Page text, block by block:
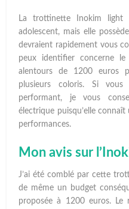
La trottinette Inokim light
adolescent, mais elle
devraient rapidement vous
peux identifier concerne
alentours de 1200 euros
plusieurs coloris. Si
performant, je vous
électrique puisqu’elle
performances.
Mon avis sur
J’ai été comblé par cette
de même un budget
proposée à 1200 euros.